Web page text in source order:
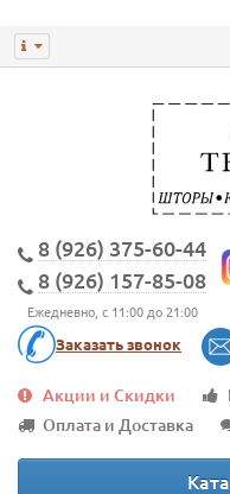
8 (926) 375-60-44
8 (926) 157-85-08
Ежедневно, с 11:00 до 21:00
Заказать звонок
Акции и Скидки
Оплата и Доставка